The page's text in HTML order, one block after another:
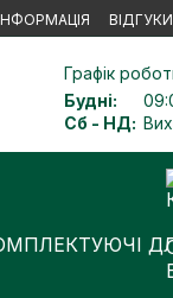
Графік
Будні:
Сб - НД: